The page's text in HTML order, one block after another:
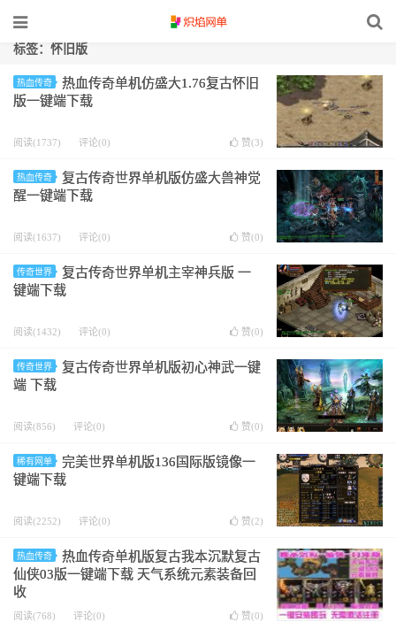
标签：怀旧版
热血传奇
热血传奇单机仿盛大1.76复古怀旧
版一键端下载
阅读(1737) 评论(0) 赞(3)
热血传奇
复古传奇世界单机版仿盛大兽神觉
醒一键端下载
阅读(1637) 评论(0) 赞(0)
传奇世界
复古传奇世界单机主宰神兵版 一
键端下载
阅读(1432) 评论(0) 赞(0)
传奇世界
复古传奇世界单机版初心神武一键
端 下载
阅读(856) 评论(0) 赞(0)
稀有网单
完美世界单机版136国际版镜像一
键端下载
阅读(2252) 评论(0) 赞(2)
热血传奇
热血传奇单机版复古我本沉默复古
仙侠03版一键端下载 天气系统元素装备回
收
阅读(768) 评论(0) 赞(0)